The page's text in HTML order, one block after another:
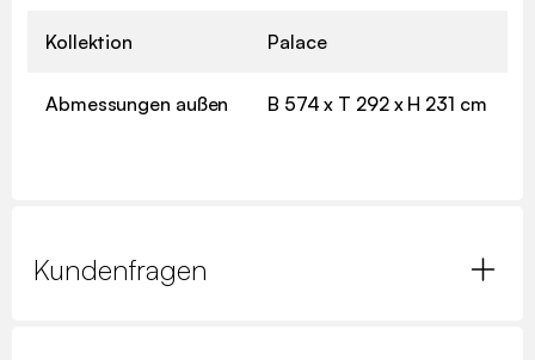
Kollektion Palace
Abmessungen außen B 574 x T 292 x H 231 cm
Kundenfragen